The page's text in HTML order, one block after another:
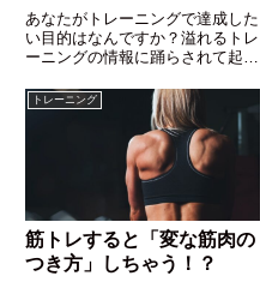
あなたがトレーニングで達成した
い目的はなんですか？溢れるトレ
ーニングの情報に踊らされて起き
り、自分には不必要なトレーニン
グに時間を費やしてしまったり。
情報が溢れている今、きちんと自
らに必要なものを選択して、時間
を有効に使っていただきたいと思
トレーニング
筋トレすると「変な筋肉の
つき方」しちゃう！？